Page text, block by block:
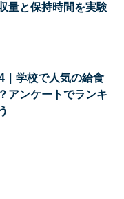
量と保持時間を実験
｜学校で人気の給食
アンケートでランキ